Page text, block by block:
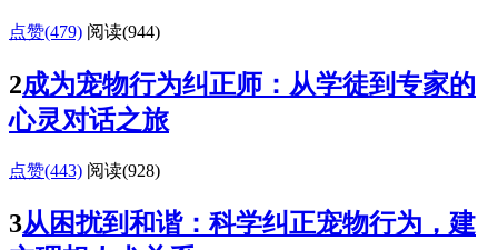
点赞(479) 阅读(944)
2成为宠物行为纠正师：从学徒到专家的
心灵对话之旅
点赞(443) 阅读(928)
3从困扰到和谐：科学纠正宠物行为，建